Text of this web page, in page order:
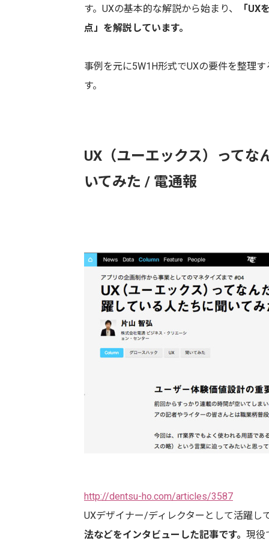
す。UXの基本的な解説から始まり、
「UX
点」を解説しています。
事例を元に5W1H形式でUXの要件を整理
す。
UX（ユーエックス）ってな
いてみた / 電通報
http://dentsu-ho.com/articles/3587
UXデザイナー/ディレクターとして活躍し
法などをインタビューした記事です。 現役